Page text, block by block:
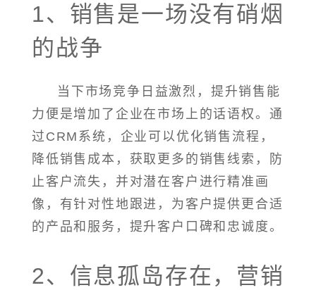
1、销售是一场没有硝烟
的战争
当下市场竞争日益激烈，提升销售能
力便是增加了企业在市场上的话语权。通
过CRM系统，企业可以优化销售流程，
降低销售成本，获取更多的销售线索，防
止客户流失，并对潜在客户进行精准画
像，有针对性地跟进，为客户提供更合适
的产品和服务，提升客户口碑和忠诚度。
2、信息孤岛存在，营销